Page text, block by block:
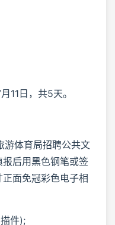
11日，共5天。
游体育局招聘公共文
后用黑色钢笔或签
面免冠彩色电子相
件);